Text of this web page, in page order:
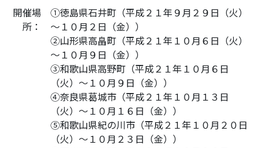
開催場
所：
①徳島県石井町（平成２１年９月２９日（火）
～１０月２日（金））
②山形県高畠町（平成２１年１０月６日（火）
～１０月９日（金））
③和歌山県高野町（平成２１年１０月６日
（火）～１０月９日（金））
④奈良県葛城市（平成２１年１０月１３日
（火）～１０月１６日（金））
⑤和歌山県紀の川市（平成２１年１０月２０日
（火）～１０月２３日（金））